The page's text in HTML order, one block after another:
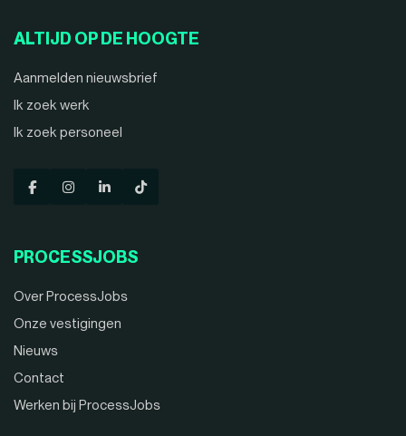
ALTIJD OP DE HOOGTE
Aanmelden nieuwsbrief
Ik zoek werk
Ik zoek personeel
PROCESSJOBS
Over ProcessJobs
Onze vestigingen
Nieuws
Contact
Werken bij ProcessJobs